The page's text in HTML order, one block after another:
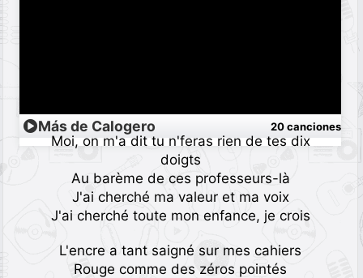
Moi, on m'a dit tu n'feras rien de tes dix
doigts
Au barème de ces professeurs-là
J'ai cherché ma valeur et ma voix
J'ai cherché toute mon enfance, je crois
L'encre a tant saigné sur mes cahiers
Rouge comme des zéros pointés
Más de Calogero 20 canciones